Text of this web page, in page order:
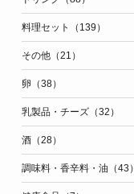
料理セット（139）
その他（21）
卵（38）
乳製品・チーズ（32）
酒（28）
調味料・香辛料・油（43）